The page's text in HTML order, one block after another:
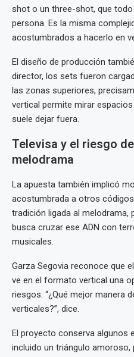
shot o un three-shot, que
persona. Es la misma
acostumbrados a hacerlo en
El diseño de producción
director, los sets fueron
las zonas superiores,
vertical permite mirar
suele dejar fuera.
Televisa y el riesgo
melodrama
La apuesta también implicó
acostumbrada a otros
tradición ligada al melodrama,
busca cruzar ese ADN con
musicales.
Garza Segovia reconoce que
ve en el formato vertical una
riesgos. “¿Qué mejor manera
verticales?”, dice.
El proyecto conserva algunos
incluido un triángulo